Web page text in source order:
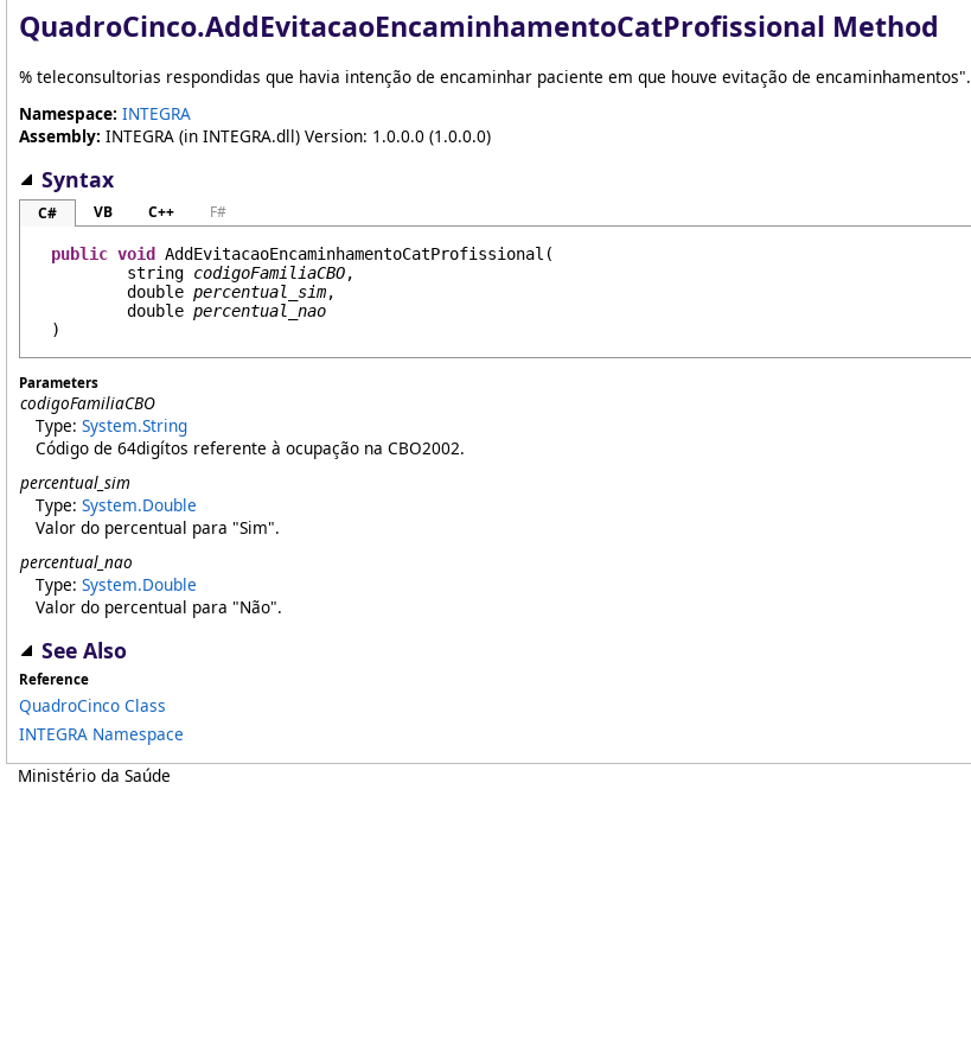
QuadroCinco.AddEvitacaoEncaminhamentoCatProfissional Method
% teleconsultorias respondidas que havia intenção de encaminhar paciente em que houve evitação de encaminhamentos".
Namespace: INTEGRA
Assembly: INTEGRA (in INTEGRA.dll) Version: 1.0.0.0 (1.0.0.0)
Syntax
C# VB C++ F#
public void AddEvitacaoEncaminhamentoCatProfissional (
string codigoFamiliaCBO,
double percentual_sim,
double percentual_nao
)
Parameters
codigoFamiliaCBO
Type: System.String
Código de 64digítos referente à ocupação na CBO2002.
percentual_sim
Type: System.Double
Valor do percentual para "Sim".
percentual_nao
Type: System.Double
Valor do percentual para "Não".
See Also
Reference
QuadroCinco Class
INTEGRA Namespace
Ministério da Saúde